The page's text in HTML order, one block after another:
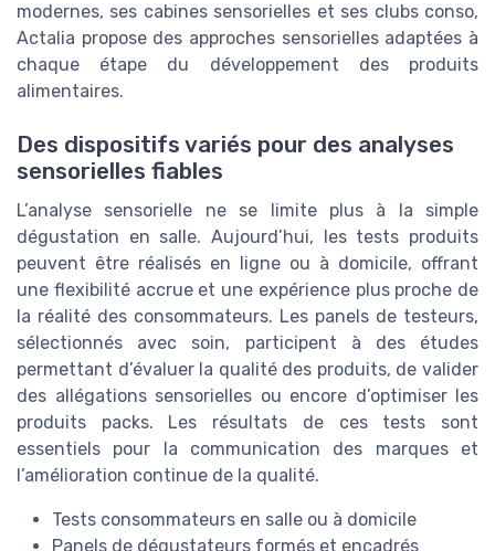
modernes, ses cabines sensorielles et ses clubs conso,
Actalia propose des approches sensorielles adaptées à
chaque étape du développement des produits
alimentaires.
Des dispositifs variés pour des analyses
sensorielles fiables
L’analyse sensorielle ne se limite plus à la simple
dégustation en salle. Aujourd’hui, les tests produits
peuvent être réalisés en ligne ou à domicile, offrant
une flexibilité accrue et une expérience plus proche de
la réalité des consommateurs. Les panels de testeurs,
sélectionnés avec soin, participent à des études
permettant d’évaluer la qualité des produits, de valider
des allégations sensorielles ou encore d’optimiser les
produits packs. Les résultats de ces tests sont
essentiels pour la communication des marques et
l’amélioration continue de la qualité.
Tests consommateurs en salle ou à domicile
Panels de dégustateurs formés et encadrés